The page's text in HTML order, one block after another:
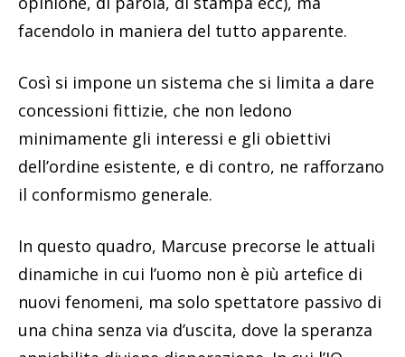
facendolo in maniera del tutto apparente.
Così si impone un sistema che si limita a dare
concessioni fittizie, che non ledono
minimamente gli interessi e gli obiettivi
dell’ordine esistente, e di contro, ne rafforzano
il conformismo generale.
In questo quadro, Marcuse precorse le attuali
dinamiche in cui l’uomo non è più artefice di
nuovi fenomeni, ma solo spettatore passivo di
una china senza via d’uscita, dove la speranza